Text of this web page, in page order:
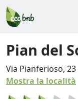
Pian del
Via Pianferioso, 23
Mostra la località